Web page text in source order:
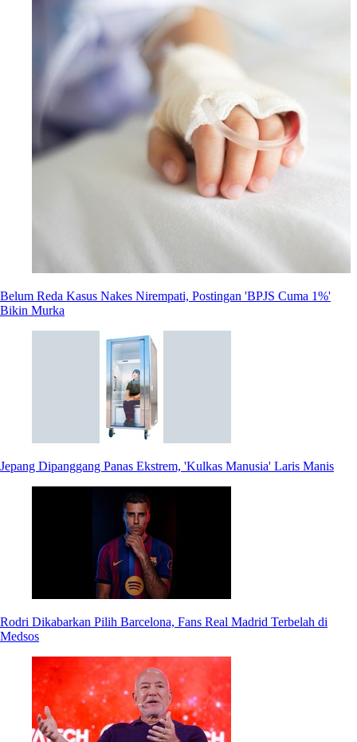
Belum Reda Kasus Nakes Nirempati, Postingan 'BPJS Cuma 1%'
Bikin Murka
Jepang Dipanggang Panas Ekstrem, 'Kulkas Manusia' Laris Manis
Rodri Dikabarkan Pilih Barcelona, Fans Real Madrid Terbelah di
Medsos